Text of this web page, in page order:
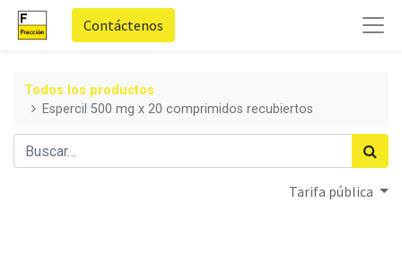
Contáctenos
Todos los productos
Espercil 500 mg x 20 comprimidos recubiertos
Tarifa pública